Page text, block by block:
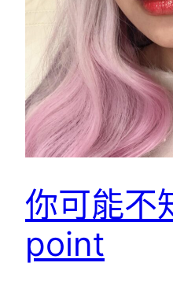
你可能不
point